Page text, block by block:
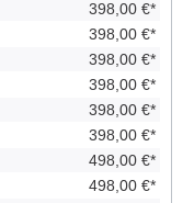
398,00 €*
398,00 €*
398,00 €*
398,00 €*
398,00 €*
398,00 €*
498,00 €*
498,00 €*